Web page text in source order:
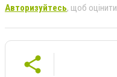
Авторизуйтесь, щоб оцінити